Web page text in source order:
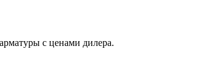
с ценами дилера.